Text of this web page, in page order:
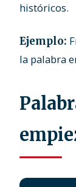
históricos.
Ejemplo:
la palabra